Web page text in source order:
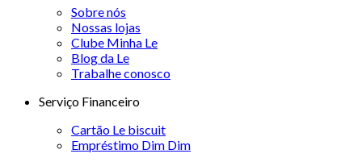
Sobre nós
Nossas lojas
Clube Minha Le
Blog da Le
Trabalhe conosco
Serviço Financeiro
Cartão Le biscuit
Empréstimo Dim Dim